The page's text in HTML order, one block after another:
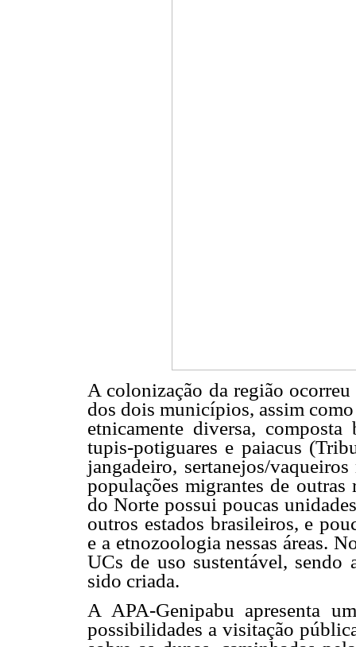
A colonização da região
dos dois municípios, assim
etnicamente diversa,
tupis-potiguares e paiacus
jangadeiro, sertanejos/
populações migrantes de
do Norte possui poucas
outros estados brasileiros, e
e a etnozoologia nessas áreas.
UCs de uso sustentável, sendo
sido criada.
A APA-Genipabu apresenta
possibilidades a visitação